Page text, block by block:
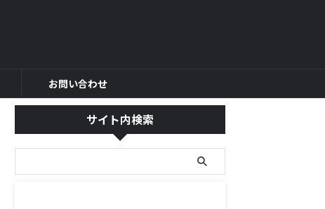
お問い合わせ
サイト内検索